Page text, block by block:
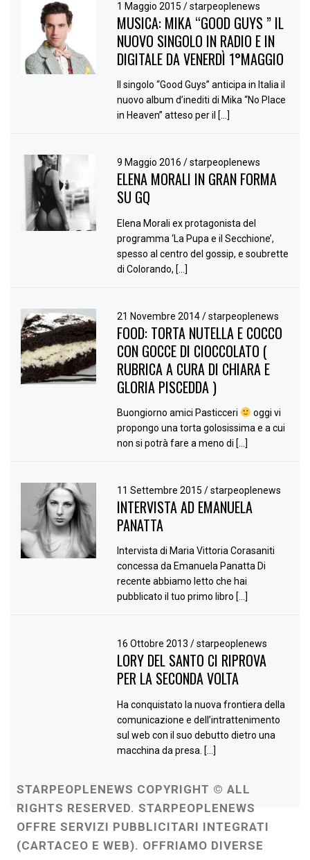
1 Maggio 2015/ starpeoplenews
MUSICA: MIKA “GOOD GUYS ” IL
NUOVO SINGOLO IN RADIO E IN
DIGITALE DA VENERDÌ 1°MAGGIO
Il singolo “Good Guys” anticipa in Italia il
nuovo album d’inediti di Mika “No Place
in Heaven” atteso per il […]
9 Maggio 2016/ starpeoplenews
ELENA MORALI IN GRAN FORMA
SU GQ
Elena Morali ex protagonista del
programma ‘La Pupa e il Secchione’,
spesso al centro del gossip, e soubrette
di Colorando, […]
21 Novembre 2014/ starpeoplenews
FOOD: TORTA NUTELLA E COCCO
CON GOCCE DI CIOCCOLATO (
RUBRICA A CURA DI CHIARA E
GLORIA PISCEDDA )
Buongiorno amici Pasticceri
oggi vi
propongo una torta golosissima e a cui
non si potrà fare a meno di […]
11 Settembre 2015/ starpeoplenews
INTERVISTA AD EMANUELA
PANATTA
Intervista di Maria Vittoria Corasaniti
concessa da Emanuela Panatta Di
recente abbiamo letto che hai
pubblicato il tuo primo libro […]
16 Ottobre 2013/ starpeoplenews
LORY DEL SANTO CI RIPROVA
PER LA SECONDA VOLTA
Ha conquistato la nuova frontiera della
comunicazione e dell’intrattenimento
sul web con il suo debutto dietro una
macchina da presa. […]
STARPEOPLENEWS COPYRIGHT © ALL
RIGHTS RESERVED. STARPEOPLENEWS
OFFRE SERVIZI PUBBLICITARI INTEGRATI
(CARTACEO E WEB). OFFRIAMO DIVERSE